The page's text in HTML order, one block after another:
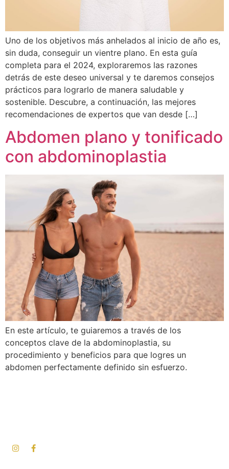
Uno de los objetivos más anhelados al inicio de año es,
sin duda, conseguir un vientre plano. En esta guía
completa para el 2024, exploraremos las razones
detrás de este deseo universal y te daremos consejos
prácticos para lograrlo de manera saludable y
sostenible. Descubre, a continuación, las mejores
recomendaciones de expertos que van desde […]
Abdomen plano y tonificado
con abdominoplastia
En este artículo, te guiaremos a través de los
conceptos clave de la abdominoplastia, su
procedimiento y beneficios para que logres un
abdomen perfectamente definido sin esfuerzo.